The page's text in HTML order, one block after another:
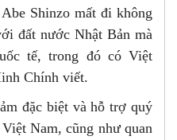
Shinzo mất đi không
đất nước Nhật Bản mà
tế, trong đó có Việt
Chính viết.
đặc biệt và hỗ trợ quý
Nam, cũng như quan